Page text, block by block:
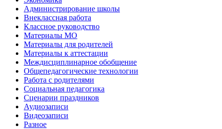
Администрирование школы
Внеклассная работа
Классное руководство
Материалы МО
Материалы для родителей
Материалы к аттестации
Междисциплинарное обобщение
Общепедагогические технологии
Работа с родителями
Социальная педагогика
Сценарии праздников
Аудиозаписи
Видеозаписи
Разное